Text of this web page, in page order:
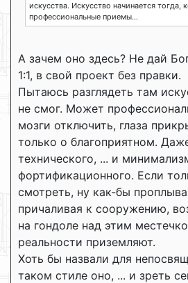
искусства. Искусство начинается тогда,
профессиональные приемы...
А зачем оно здесь? Не дай
1:1, в свой проект без правки.
Пытаюсь разглядеть там
не смог. Может
мозги отключить, глаза
только о благоприятном.
технического, ... и
фортификационного. Если
смотреть, ну как-бы
причаливая к сооружению,
на гондоле над этим
реальности приземляют.
Хоть бы назвали для
таком стиле оно, ... и зреть